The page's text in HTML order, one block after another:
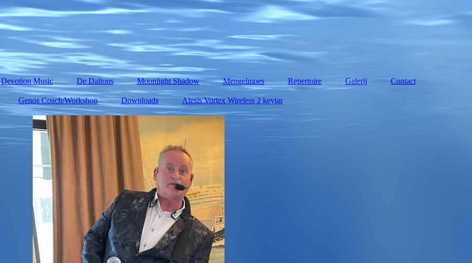
Devotion Music De Daltons Moonlight Shadow Mengelmoes Repertoire Galerij Contact
Genos Coach/Workshop Downloads Alesis Vortex Wireless 2 keytar